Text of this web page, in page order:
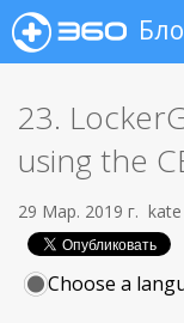
23.
using the
29 Мар. 2019 г. kate
Choose a